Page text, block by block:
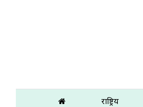
राष्ट्रिय